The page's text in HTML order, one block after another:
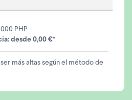
PHP
desde 0,00 €*
más altas según el método de